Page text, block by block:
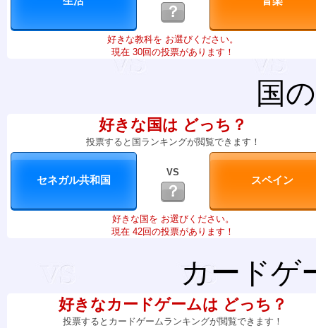
？
好きな教科を お選びください。
現在 30回の投票があります！
国
好きな国は どっち？
投票すると国ランキングが閲覧できます！
VS
？
好きな国を お選びください。
現在 42回の投票があります！
カードゲ
好きなカードゲームは どっち？
投票するとカードゲームランキングが閲覧できます！